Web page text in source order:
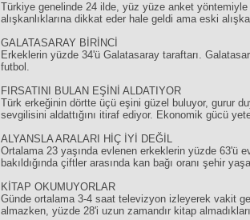
Türkiye genelinde 24 ilde, yüz yüze anket
alışkanlıklarına dikkat eder hale geldi ama eski
GALATASARAY BİRİNCİ
Erkeklerin yüzde 34'ü Galatasaray taraftarı.
futbol.
FIRSATINI BULAN EŞİNİ ALDATIYOR
Türk erkeğinin dörtte üçü eşini güzel buluyor, gurur
sevgilisini aldattığını itiraf ediyor. Ekonomik gücü
ALYANSLA ARALARI HİÇ İYİ DEĞİL
Ortalama 23 yaşında evlenen erkeklerin yüzde 63'ü
bakıldığında çiftler arasında kan bağı oranı şehir
KİTAP OKUMUYORLAR
Günde ortalama 3-4 saat televizyon izleyerek vakit
almazken, yüzde 28'i uzun zamandır kitap